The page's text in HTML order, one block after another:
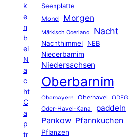
k
e
n
b
ei
N
a
c
ht
C
a
p
tr
Seenplatte
Mond
Morgen
Märkisch Oderland Nacht
Nachthimmel
NEB
Niederbarnim
Niedersachsen
Oberbarnim
Oberbayern Oberhavel ODEG
Oder-Havel-Kanal paddeln
Pankow Pfannkuchen
Pflanzen